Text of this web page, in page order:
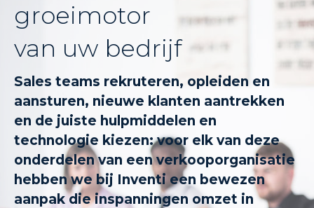
groeimotor
van uw bedrijf
Sales teams rekruteren, opleiden en
aansturen, nieuwe klanten aantrekken
en de juiste hulpmiddelen en
technologie kiezen: voor elk van deze
onderdelen van een verkooporganisatie
hebben we bij Inventi een bewezen
aanpak die inspanningen omzet in